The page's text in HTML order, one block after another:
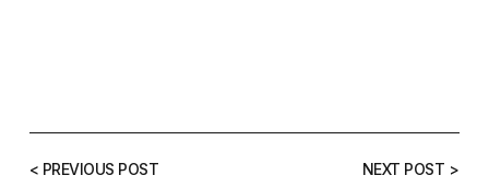
< PREVIOUS POST
NEXT POST >